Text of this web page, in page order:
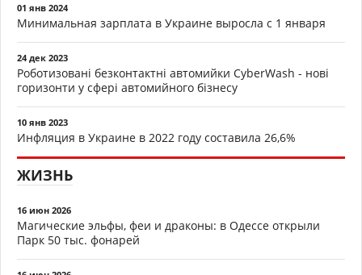
01 янв 2024
Минимальная зарплата в Украине выросла с 1 января
24 дек 2023
Роботизовані безконтактні автомийки CyberWash - нові
горизонти у сфері автомийного бізнесу
10 янв 2023
Инфляция в Украине в 2022 году составила 26,6%
ЖИЗНЬ
16 июн 2026
Магические эльфы, феи и драконы: в Одессе открыли
Парк 50 тыс. фонарей